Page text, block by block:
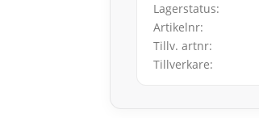
Lagerstatus
Artikelnr
Tillv. artnr
Tillverkare